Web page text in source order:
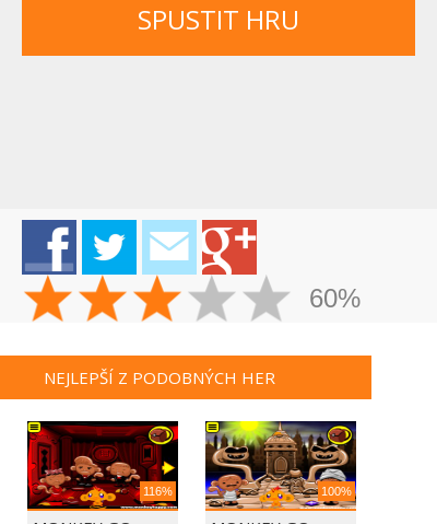
SPUSTIT HRU
60%
NEJLEPŠÍ Z PODOBNÝCH HER
116% 100%